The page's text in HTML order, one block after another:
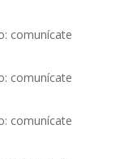
comunícate
comunícate
comunícate